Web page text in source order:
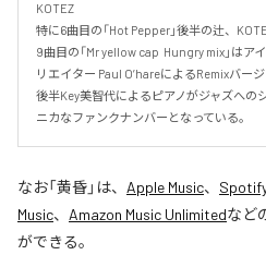
KOTEZ
特に6曲目の「Hot Pepper」後半の辻、
9曲目の「Mr yellow cap  Hungry mix」は
リエイター Paul O’hareによるRemixバー
後半Key美智代によるピアノがジャズへの
ニカなファンクナンバーとなっている。
なお「黄昏」は、 Apple Music、
Music、 Amazon Music Unlimitedなど
ができる。